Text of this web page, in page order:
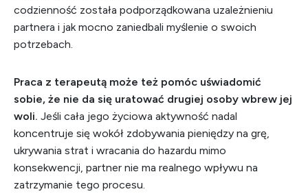
codzienność została podporządkowana uzależnieniu
partnera i jak mocno zaniedbali myślenie o swoich
potrzebach.
Praca z terapeutą może też pomóc uświadomić
sobie, że nie da się uratować drugiej osoby wbrew jej
woli. Jeśli cała jego życiowa aktywność nadal
koncentruje się wokół zdobywania pieniędzy na grę,
ukrywania strat i wracania do hazardu mimo
konsekwencji, partner nie ma realnego wpływu na
zatrzymanie tego procesu.